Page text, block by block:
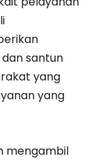
santun
yang
yang
mengambil